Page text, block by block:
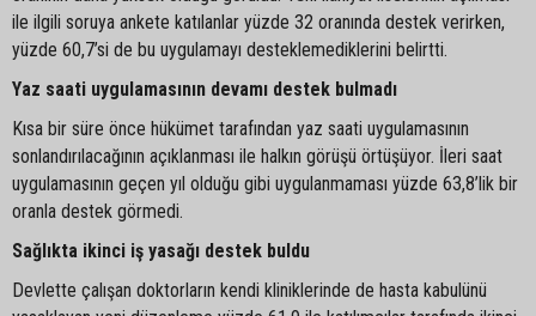
ile ilgili soruya ankete katılanlar yüzde 32 oranında destek verirken,
yüzde 60,7’si de bu uygulamayı desteklemediklerini belirtti.
Yaz saati uygulamasının devamı destek bulmadı
Kısa bir süre önce hükümet tarafından yaz saati uygulamasının
sonlandırılacağının açıklanması ile halkın görüşü örtüşüyor. İleri saat
uygulamasının geçen yıl olduğu gibi uygulanmaması yüzde 63,8’lik bir
oranla destek görmedi.
Sağlıkta ikinci iş yasağı destek buldu
Devlette çalışan doktorların kendi kliniklerinde de hasta kabulünü